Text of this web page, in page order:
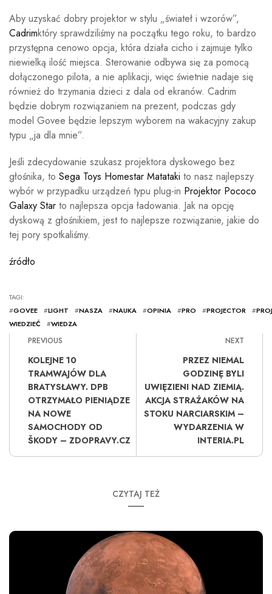
Aby uzyskać dobry projektor w stylu „świateł i wzorów”,
Cadrimktóry sprawdziliśmy na początku tego roku, to bardzo
przystępna cenowo opcja, która działa cicho i zajmuje tylko
niewielką ilość miejsca. Sterowanie odbywa się za pomocą
dołączonego pilota, a nie aplikacji, więc świetnie nadaje się
również do trzymania dzieci z dala od ekranów. Cadrim
będzie dobrym rozwiązaniem na prezent, podczas gdy
model Govee będzie lepszym wyborem na wakacyjny zakup
typu „ja dla mnie”.
Jeśli zdecydowanie szukasz projektora dyskowego bez
głośnika, to Sega Toys Homestar Matataki to nasz najlepszy
wybór w przypadku urządzeń typu plug-in Projektor Pococo
Galaxy Star to najlepsza opcja ładowania. Jak na opcję
dyskową z głośnikiem, jest to najlepsze rozwiązanie, jakie do
tej pory spotkaliśmy.
źródło
TAGI:
#GOVEE #LIGHT #NASZA #NAUKA #OPINIA #PRO #PROJECTOR #
WIEDZIEĆ
#WIEDZA
PREVIOUS
KOLEJNE 10
TRAMWAJÓW DLA
BRATYSŁAWY. DPB
OTRZYMAŁO PIENIĄDZE
NA NOWE
SAMOCHODY OD
ŠKODY – ZDOPRAVY.CZ
NEXT
PRZEZ NIEMAL
GODZINĘ BYLI
UWIĘZIENI NAD ZIEMIĄ.
AKCJA STRAŻAKÓW NA
STOKU NARCIARSKIM –
WYDARZENIA W
INTERIA.PL
CZYTAJ TEŻ